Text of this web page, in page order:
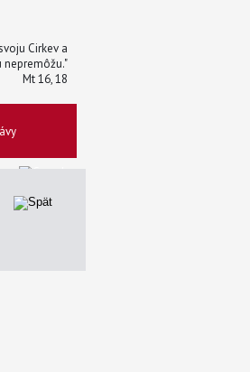
Cirkev a
nepremôžu."
Mt 16, 18